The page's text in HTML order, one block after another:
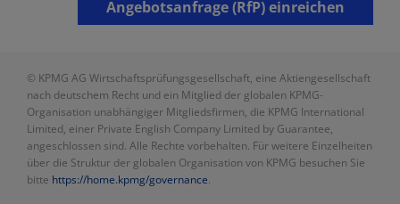
Angebotsanfrage (RfP) einreichen
© KPMG AG Wirtschaftsprüfungsgesellschaft, eine Aktiengesellschaft
nach deutschem Recht und ein Mitglied der globalen KPMG-
Organisation unabhängiger Mitgliedsfirmen, die KPMG International
Limited, einer Private English Company Limited by Guarantee,
angeschlossen sind. Alle Rechte vorbehalten. Für weitere Einzelheiten
über die Struktur der globalen Organisation von KPMG besuchen Sie
bitte https://home.kpmg/governance.